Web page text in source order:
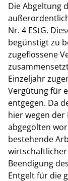
Die Abgeltung
Nr. 4 EStG.
begünstigt zu
zugeflossene
Einzeljahr
Vergütung für
entgegen. Da
hier wegen der
abgegolten
bestehende
Beendigung
Entgelt für die